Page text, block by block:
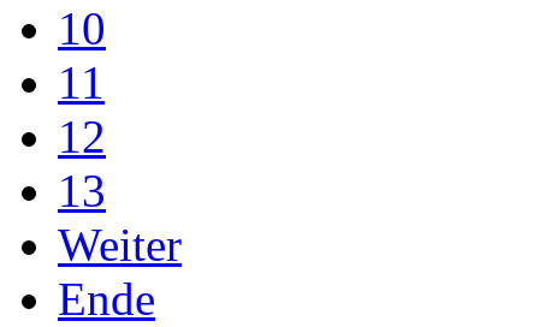
10
11
12
13
Weiter
Ende